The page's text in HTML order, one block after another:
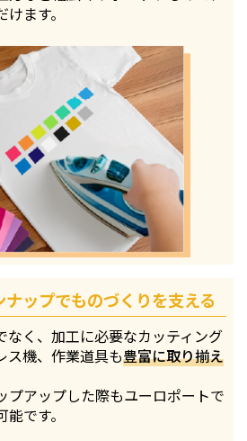
ます。
ップでものづくりを支える
なく、加工に必要なカッティング
ス機、作業道具も豊富に取り揃え
プアップした際もユーロポートで
です。